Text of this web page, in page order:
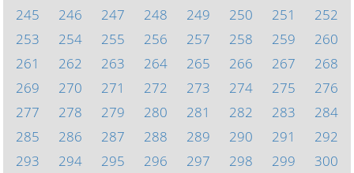
245
246 247 248 249 250 251
252
253
254 255 256 257 258 259
260
261
262 263 264 265 266 267
268
269
270 271 272 273 274 275
276
277
278 279 280 281 282 283
284
285
286 287 288 289 290 291
292
293
294 295 296 297 298 299
300